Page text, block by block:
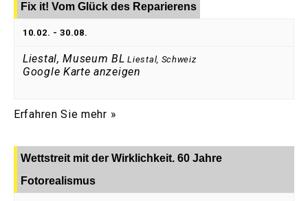
Fix it! Vom Glück des Reparierens
10.02. -30.08.
Liestal, Museum BL Liestal, Schweiz
Google Karte anzeigen
Erfahren Sie mehr »
Wettstreit mit der Wirklichkeit. 60 Jahre
Fotorealismus